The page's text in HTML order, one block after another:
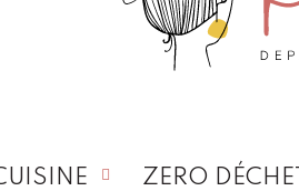
ZERO DÉCHET